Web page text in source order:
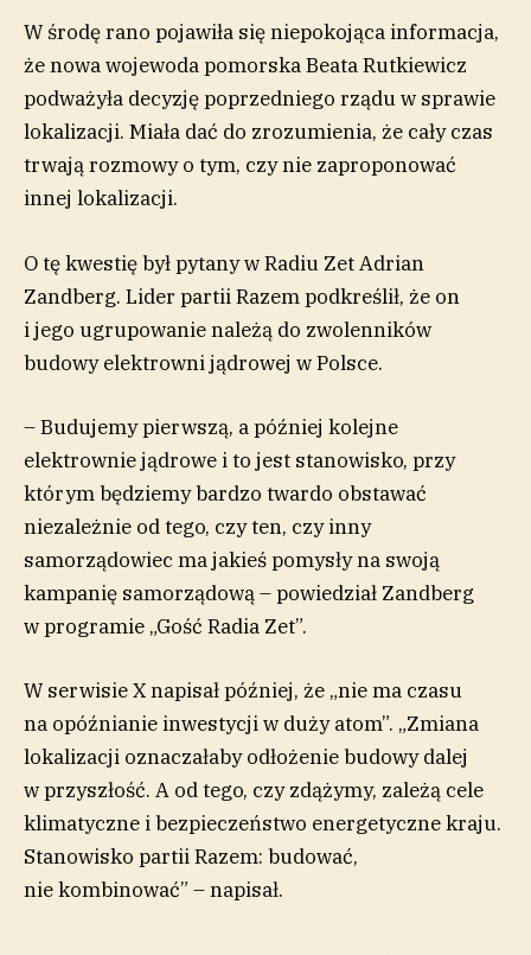
W środę rano pojawiła się niepokojąca informacja,
że nowa wojewoda pomorska Beata Rutkiewicz
podważyła decyzję poprzedniego rządu w sprawie
lokalizacji. Miała dać do zrozumienia, że cały czas
trwają rozmowy o tym, czy nie zaproponować
innej lokalizacji.
O tę kwestię był pytany w Radiu Zet Adrian
Zandberg. Lider partii Razem podkreślił, że on
i jego ugrupowanie należą do zwolenników
budowy elektrowni jądrowej w Polsce.
– Budujemy pierwszą, a później kolejne
elektrownie jądrowe i to jest stanowisko, przy
którym będziemy bardzo twardo obstawać
niezależnie od tego, czy ten, czy inny
samorządowiec ma jakieś pomysły na swoją
kampanię samorządową – powiedział Zandberg
w programie „Gość Radia Zet”.
W serwisie X napisał później, że „nie ma czasu
na opóźnianie inwestycji w duży atom”. „Zmiana
lokalizacji oznaczałaby odłożenie budowy dalej
w przyszłość. A od tego, czy zdążymy, zależą cele
klimatyczne i bezpieczeństwo energetyczne kraju.
Stanowisko partii Razem: budować,
nie kombinować” – napisał.